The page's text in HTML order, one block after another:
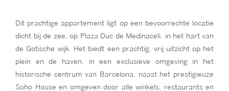
Dit prachtige appartement ligt op een bevoorrechte locatie
dicht bij de zee, op Plaza Duc de Medinaceli, in het hart van
de Gotische wijk. Het biedt een prachtig, vrij uitzicht op het
plein en de haven, in een exclusieve omgeving in het
historische centrum van Barcelona, naast het prestigieuze
Soho House en omgeven door alle winkels, restaurants en